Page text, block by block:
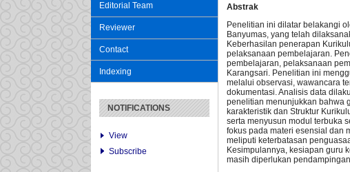
Editorial Team
Reviewer
Contact
Indexing
NOTIFICATIONS
View
Subscribe
Abstrak
Penelitian ini dilatar belakangi
Banyumas, yang telah
Keberhasilan penerapan
pelaksanaan pembelajaran.
pembelajaran, pelaksanaan
Karangsari. Penelitian ini
melalui observasi, wawancara
dokumentasi. Analisis data
penelitian menunjukkan bahwa
karakteristik dan Struktur
serta menyusun modul terbuka
fokus pada materi esensial dan
meliputi keterbatasan
Kesimpulannya, kesiapan guru
masih diperlukan